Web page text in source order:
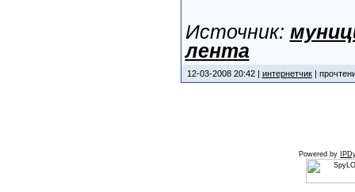
Источник:
лента
12-03-2008 20:42 | интернетчик|
Powered by